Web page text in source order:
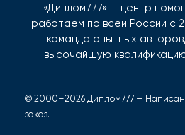
«Диплом777» — центр
работаем по всей России с
команда опытных
высочайшую
© 2000–2026 Диплом777 —
заказ.